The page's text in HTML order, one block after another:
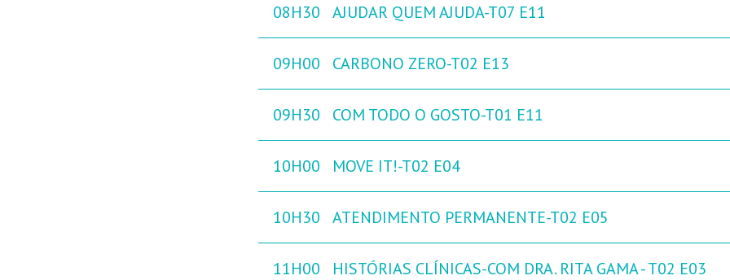
08H30 AJUDAR QUEM AJUDA-T07 E11
09H00 CARBONO ZERO-T02 E13
09H30 COM TODO O GOSTO-T01 E11
10H00 MOVE IT!-T02 E04
10H30 ATENDIMENTO PERMANENTE-T02 E05
11H00 HISTÓRIAS CLÍNICAS-COM DRA. RITA GAMA - T02 E03